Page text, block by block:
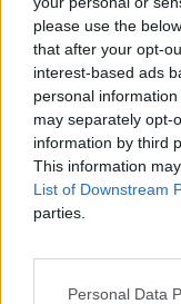
please use the
that after your opt-
interest-based ads
personal
may separately opt-
information by third
This information
List of Downstream
parties.
Personal Data
14 min
Reklama
Reklama